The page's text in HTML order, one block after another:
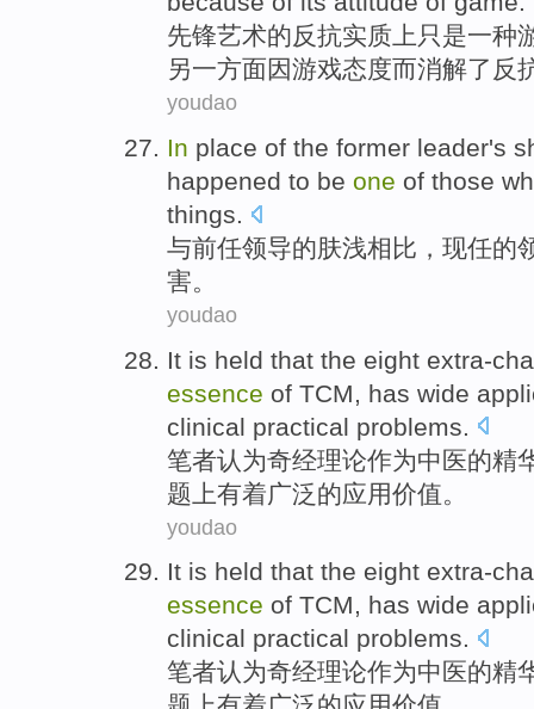
先锋艺术的反抗实质上 只是一种
另一方面因游戏态度而消解了反
youdao
In place of the former leader's
happened to be one of those
things.
与前任领导的肤浅相比，现任的
害。
youdao
It is held that the eight extra-
essence of TCM has wide
clinical practical problems
笔者认为奇经理论作为中医的精
题上有着广泛的应用价值 。
youdao
It is held that the eight extra-
essence of TCM, has wide
clinical practical problems.
笔者认为奇经理论作为中医的精